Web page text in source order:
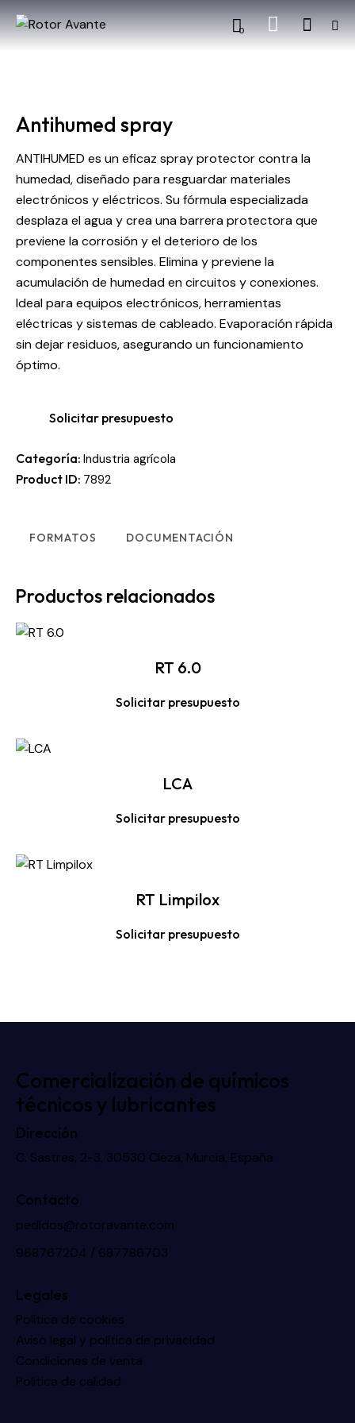
0
Antihumed spray
ANTIHUMED es un eficaz spray protector contra la
humedad, diseñado para resguardar materiales
electrónicos y eléctricos. Su fórmula especializada
desplaza el agua y crea una barrera protectora que
previene la corrosión y el deterioro de los
componentes sensibles. Elimina y previene la
acumulación de humedad en circuitos y conexiones.
Ideal para equipos electrónicos, herramientas
eléctricas y sistemas de cableado. Evaporación rápida
sin dejar residuos, asegurando un funcionamiento
óptimo.
Solicitar presupuesto
Categoría: Industria agrícola
Product ID: 7892
FORMATOS DOCUMENTACIÓN
Productos relacionados
RT 6.0
Solicitar presupuesto
LCA
Solicitar presupuesto
RT Limpilox
Solicitar presupuesto
Comercialización de químicos
técnicos y lubricantes
Dirección
C. Sastres, 2-3, 30530 Cieza, Murcia, España
Contacto
pedidos@rotoravante.com
968767204 / 687786703
Legales
Política de cookies
Aviso legal y política de privacidad
Condiciones de venta
Política de calidad